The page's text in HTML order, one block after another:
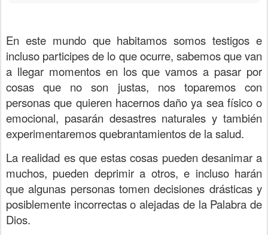
En este mundo que habitamos somos testigos e
incluso participes de lo que ocurre, sabemos que van
a llegar momentos en los que vamos a pasar por
cosas que no son justas, nos toparemos con
personas que quieren hacernos daño ya sea físico o
emocional, pasarán desastres naturales y también
experimentaremos quebrantamientos de la salud.
La realidad es que estas cosas pueden desanimar a
muchos, pueden deprimir a otros, e incluso harán
que algunas personas tomen decisiones drásticas y
posiblemente incorrectas o alejadas de la Palabra de
Dios.